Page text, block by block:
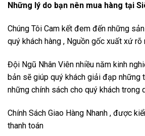
Những lý do bạn nên mua hàng tại
Chúng Tôi Cam kết đem đến những
quý khách hàng , Nguồn gốc xuất xứ rõ
Đội Ngũ Nhân Viên nhiều năm kinh
bản sẽ giúp quý khách giải đạp những
những chính sách cho quý khách trong
Chính Sách Giao Hàng Nhanh , được
thanh toán